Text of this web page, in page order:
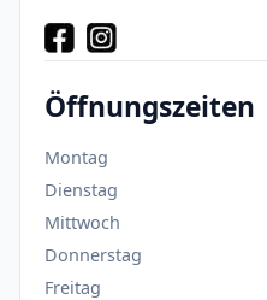
Öffnungszeiten
Montag
Dienstag
Mittwoch
Donnerstag
Freitag